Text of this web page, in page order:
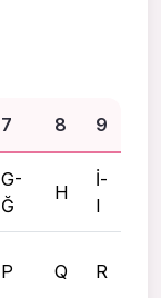
7 8 9
G-
Ğ
H
İ-
I
P Q R